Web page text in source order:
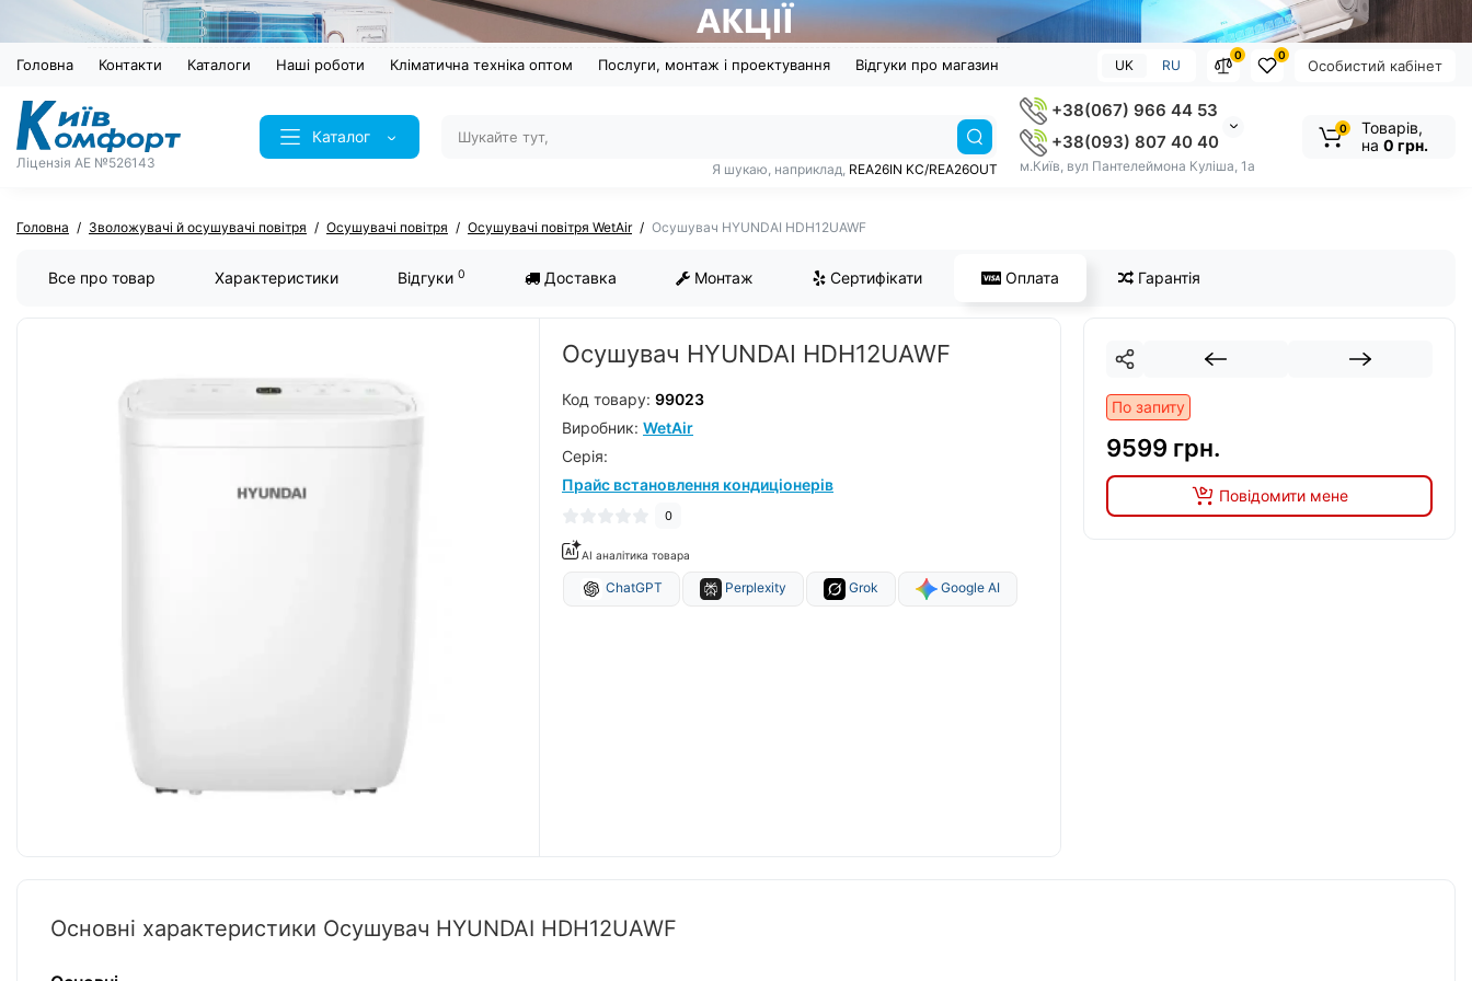
Головна Контакти Каталоги Наші роботи Кліматична техніка оптом Послуги, монтаж і проектування Відгуки про магазин Особистий кабінет
0
0
UK RU
Ліцензія AE №526143
Каталог
+38(067) 966 44 53
+38(093) 807 40 40
м.Київ, вул Пантелеймона Куліша, 1а
Я шукаю, наприклад, REA26IN KC/REA26OUT
0
Товарів,
на 0 грн.
Головна Зволожувачі й осушувачі повітря Осушувачі повітря Осушувачі повітря WetAir Осушувач HYUNDAI HDH12UAWF
Все про товар Характеристики Відгуки 0 Доставка Монтаж Сертифікати Оплата Гарантія
Осушувач HYUNDAI HDH12UAWF
Код товару: 99023
Виробник: WetAir
Серiя:
Прайс встановлення кондиціонерів
0
AI аналітика товара
ChatGPT Perplexity Grok Google AI
По запиту
9599 грн.
Повідомити мене
Основні характеристики Осушувач HYUNDAI HDH12UAWF